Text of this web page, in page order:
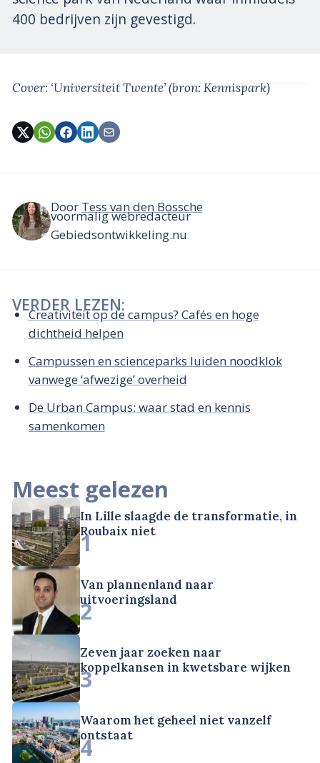
400 bedrijven zijn gevestigd.
Cover: ‘Universiteit Twente’(bron: Kennispark)
Door Tess van den Bossche
voormalig webredacteur
Gebiedsontwikkeling.nu
VERDER LEZEN:
Creativiteit op de campus? Cafés en hoge
dichtheid helpen
Campussen en scienceparks luiden noodklok
vanwege ‘afwezige’ overheid
De Urban Campus: waar stad en kennis
samenkomen
Meest gelezen
In Lille slaagde de transformatie, in
Roubaix niet
1
Van plannenland naar
uitvoeringsland
2
Zeven jaar zoeken naar
koppelkansen in kwetsbare wijken
3
Waarom het geheel niet vanzelf
ontstaat
4